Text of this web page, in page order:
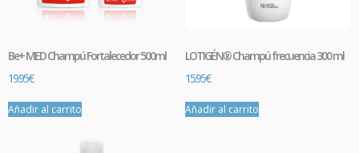
Be+ MED Champú Fortalecedor 500ml
19.95€
Añadir al carrito
LOTIGÉN® Champú frecuencia 300 ml
15.95€
Añadir al carrito